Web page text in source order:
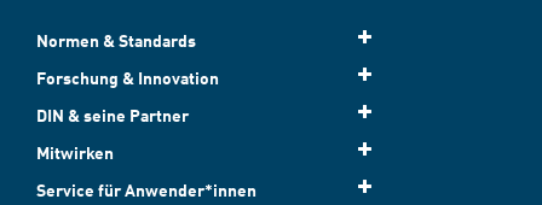
Normen & Standards
Forschung & Innovation
DIN & seine Partner
Mitwirken
Service für Anwender*innen